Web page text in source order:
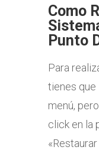
Como
Punto
Para
tienes que
menú,
click en la